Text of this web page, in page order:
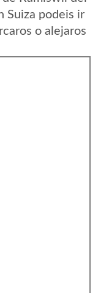
Suiza podeis ir
o alejaros